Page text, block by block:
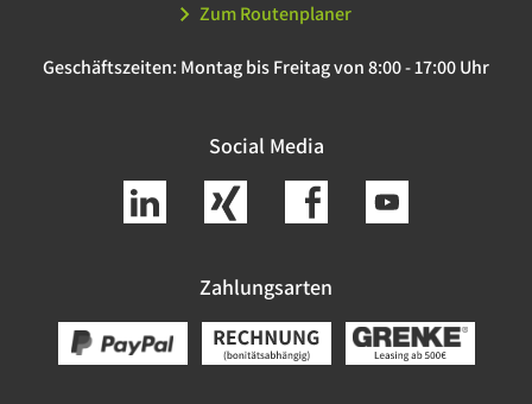
Zum Routenplaner
Geschäftszeiten: Montag bis Freitag von 8:00 - 17:00 Uhr
Social Media
Zahlungsarten